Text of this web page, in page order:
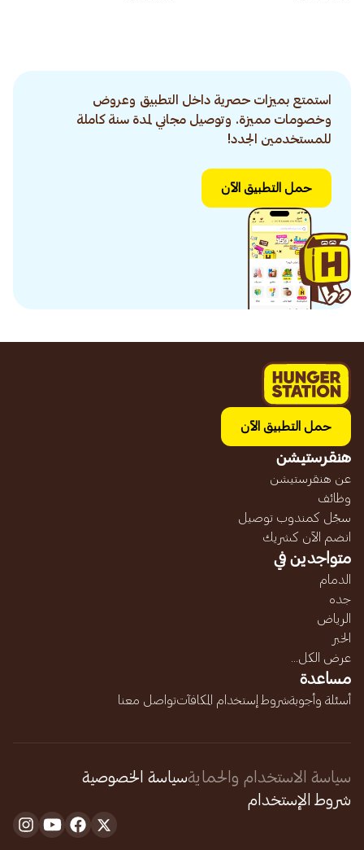
استمتع بميزات حصرية داخل التطبيق وعروض
وخصومات مميزة. وتوصيل مجاني لمدة سنة كاملة
للمستخدمين الجدد!
حمل التطبيق الآن
حمل التطبيق الآن
هنقرستيشن
عن هنقرستيشن
وظائف
سجّل كمندوب توصيل
انضم الآن كشريك
متواجدين في
الدمام
جده
الرياض
الخبر
عرض الكل...
مساعدة
أسئلة وأجوبةشروط إستخدام المكافآتتواصل معنا
سياسة الاستخدام والحمايةسياسة الخصوصية
شروط الإستخدام